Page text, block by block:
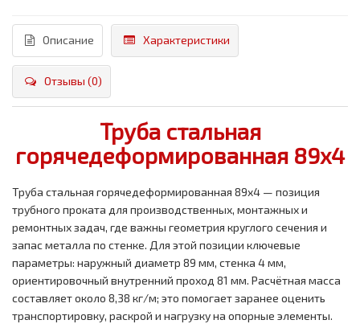
Описание Характеристики
Отзывы (0)
Труба стальная
горячедеформированная 89x4
Труба стальная горячедеформированная 89x4 — позиция
трубного проката для производственных, монтажных и
ремонтных задач, где важны геометрия круглого сечения и
запас металла по стенке. Для этой позиции ключевые
параметры: наружный диаметр 89 мм, стенка 4 мм,
ориентировочный внутренний проход 81 мм. Расчётная масса
составляет около 8,38 кг/м; это помогает заранее оценить
транспортировку, раскрой и нагрузку на опорные элементы.